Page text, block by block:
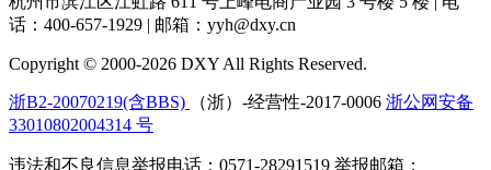
话：400-657-1929
邮箱：yyh@dxy.cn
Copyright © 2000-2026 DXY All Rights Reserved.
浙B2-20070219(含BBS) （浙）-经营性-2017-0006 浙公网安备
33010802004314 号
违法和不良信息举报电话：0571-28291519 举报邮箱：